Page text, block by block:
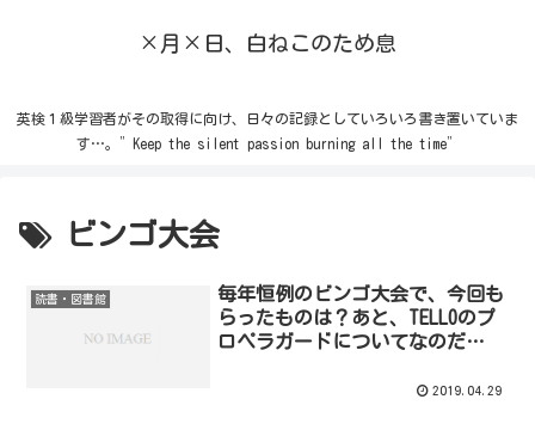
×月×日、白ねこのため息
英検１級学習者がその取得に向け、日々の記録としていろいろ書き置いていま
す…。”Keep the silent passion burning all the time”
ビンゴ大会
読書・図書館
毎年恒例のビンゴ大会で、今回も
らったものは？あと、TELLOのプ
ロペラガードについてなのだ…
2019.04.29